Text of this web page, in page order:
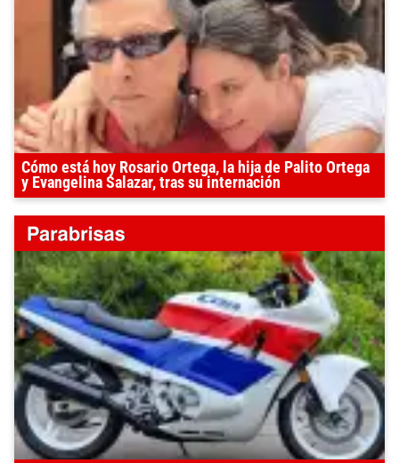
Cómo está hoy Rosario Ortega, la hija de Palito Ortega
y Evangelina Salazar, tras su internación